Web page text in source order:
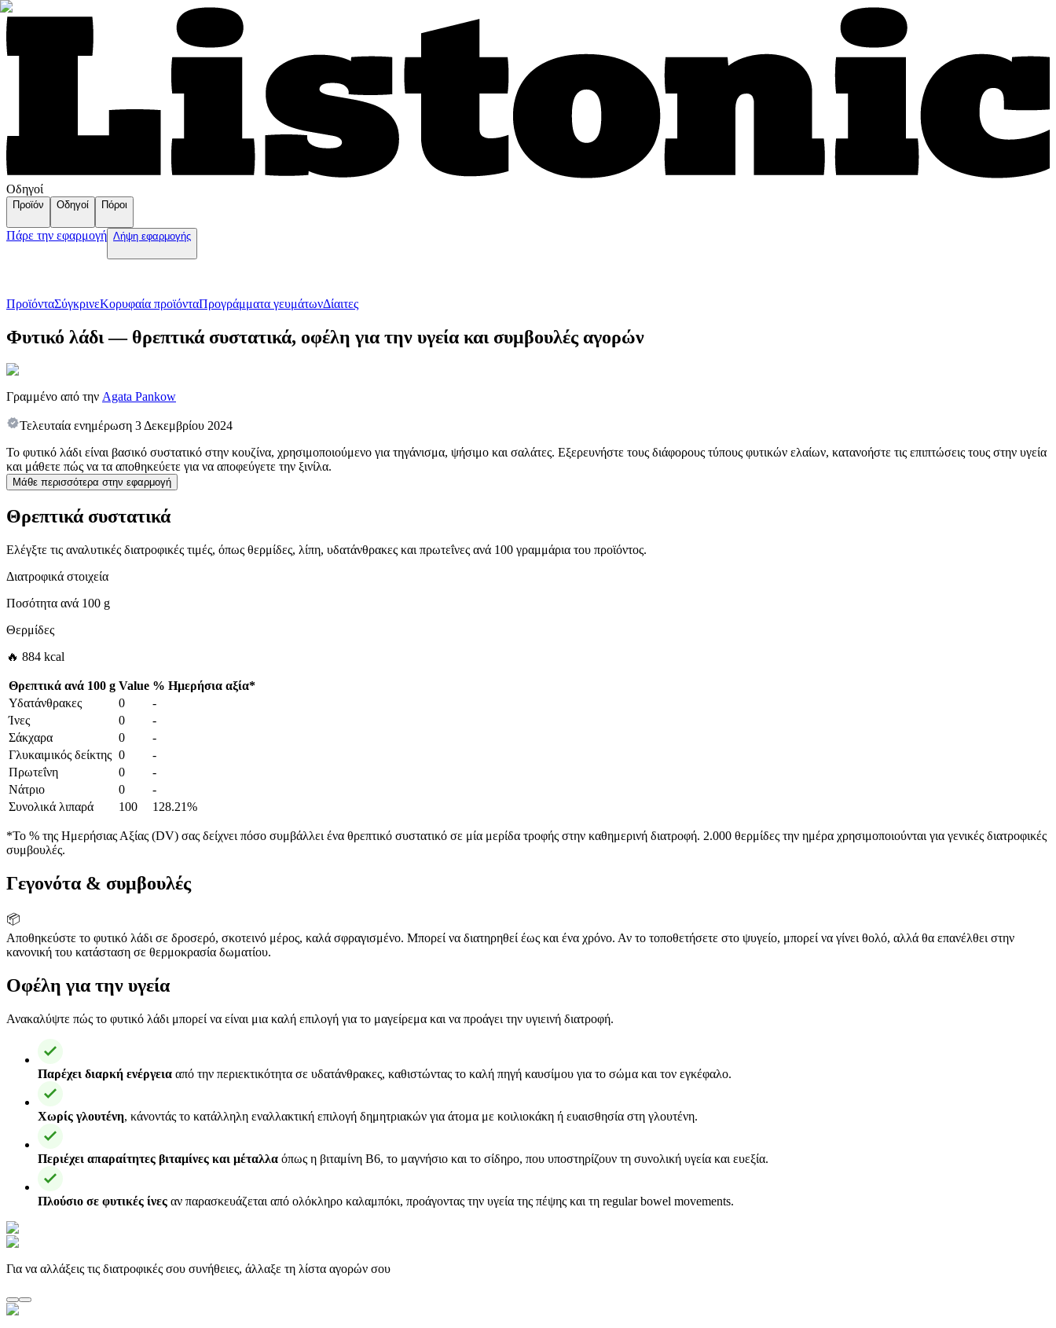
Οδηγοί
Προϊόν Οδηγοί Πόροι
Πάρε την εφαρμογή Λήψη εφαρμογής
ΠροϊόνταΣύγκρινεΚορυφαία προϊόνταПρογράμματα γευμάτωνΔίαιτες
Φυτικό λάδι — θρεπτικά συστατικά, οφέλη για την υγεία και συμβουλές αγορών
Γραμμένο από την Agata Pankow
Τελευταία ενημέρωση 3 Δεκεμβρίου 2024
Το φυτικό λάδι είναι βασικό συστατικό στην κουζίνα, χρησιμοποιούμενο για τηγάνισμα, ψήσιμο και σαλάτες. Εξερευνήστε τους διάφορους τύπους φυτικών ελαίων, κατανοήστε τις επιπτώσεις τους στην υγεία
και μάθετε πώς να τα αποθηκεύετε για να αποφεύγετε την ξινίλα.
Μάθε περισσότερα στην εφαρμογή
Θρεπτικά συστατικά
Ελέγξτε τις αναλυτικές διατροφικές τιμές, όπως θερμίδες, λίπη, υδατάνθρακες και πρωτεΐνες ανά 100 γραμμάρια του προϊόντος.
Διατροφικά στοιχεία
Ποσότητα ανά 100 g
Θερμίδες
🔥 884 kcal
Θρεπτικά ανά 100 g Value % Ημερήσια αξία*
Υδατάνθρακες
0
-
Ίνες
0
-
Σάκχαρα
0
-
Γλυκαιμικός δείκτης 0
-
Πρωτεΐνη
0
-
Νάτριο
0
-
Συνολικά λιπαρά
100 128.21%
*Το % της Ημερήσιας Αξίας (DV) σας δείχνει πόσο συμβάλλει ένα θρεπτικό συστατικό σε μία μερίδα τροφής στην καθημερινή διατροφή. 2.000 θερμίδες την ημέρα χρησιμοποιούνται για γενικές διατροφικές
συμβουλές.
Γεγονότα & συμβουλές
📦
Αποθηκεύστε το φυτικό λάδι σε δροσερό, σκοτεινό μέρος, καλά σφραγισμένο. Μπορεί να διατηρηθεί έως και ένα χρόνο. Αν το τοποθετήσετε στο ψυγείο, μπορεί να γίνει θολό, αλλά θα επανέλθει στην
κανονική του κατάσταση σε θερμοκρασία δωματίου.
Οφέλη για την υγεία
Ανακαλύψτε πώς το φυτικό λάδι μπορεί να είναι μια καλή επιλογή για το μαγείρεμα και να προάγει την υγιεινή διατροφή.
Παρέχει διαρκή ενέργεια από την περιεκτικότητα σε υδατάνθρακες, καθιστώντας το καλή πηγή καυσίμου για το σώμα και τον εγκέφαλο.
Χωρίς γλουτένη, κάνοντάς το κατάλληλη εναλλακτική επιλογή δημητριακών για άτομα με κοιλιοκάκη ή ευαισθησία στη γλουτένη.
Περιέχει απαραίτητες βιταμίνες και μέταλλα όπως η βιταμίνη B6, το μαγνήσιο και το σίδηρο, που υποστηρίζουν τη συνολική υγεία και ευεξία.
Πλούσιο σε φυτικές ίνες αν παρασκευάζεται από ολόκληρο καλαμπόκι, προάγοντας την υγεία της πέψης και τη regular bowel movements.
Για να αλλάξεις τις διατροφικές σου συνήθειες, άλλαξε τη λίστα αγορών σου